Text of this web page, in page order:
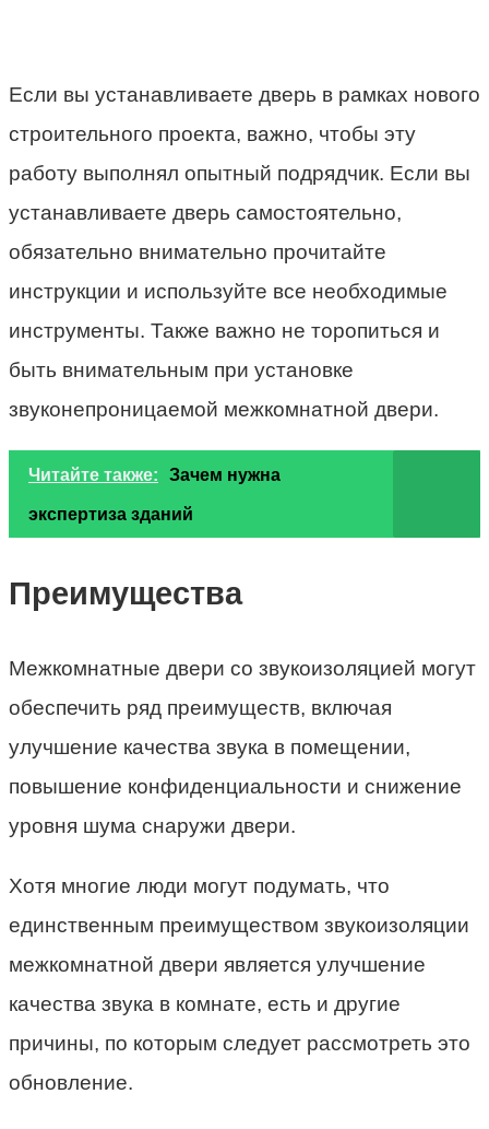
Если вы устанавливаете дверь в рамках нового
строительного проекта, важно, чтобы эту
работу выполнял опытный подрядчик. Если вы
устанавливаете дверь самостоятельно,
обязательно внимательно прочитайте
инструкции и используйте все необходимые
инструменты. Также важно не торопиться и
быть внимательным при установке
звуконепроницаемой межкомнатной двери.
Читайте также: Зачем нужна
экспертиза зданий
Преимущества
Межкомнатные двери со звукоизоляцией могут
обеспечить ряд преимуществ, включая
улучшение качества звука в помещении,
повышение конфиденциальности и снижение
уровня шума снаружи двери.
Хотя многие люди могут подумать, что
единственным преимуществом звукоизоляции
межкомнатной двери является улучшение
качества звука в комнате, есть и другие
причины, по которым следует рассмотреть это
обновление.